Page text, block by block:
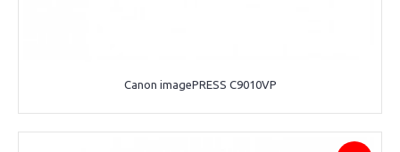
Canon imagePRESS C9010VP